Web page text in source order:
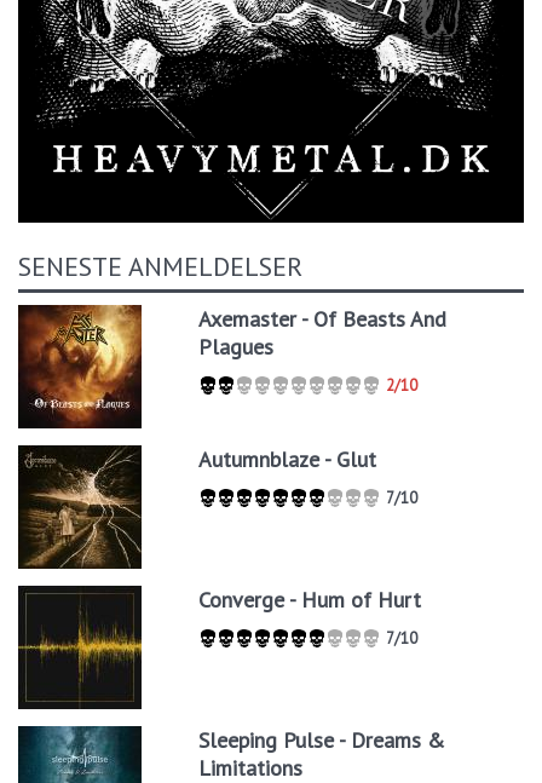
SENESTE ANMELDELSER
Axemaster - Of Beasts And
Plagues
2/10
Autumnblaze - Glut
7/10
Converge - Hum of Hurt
7/10
Sleeping Pulse - Dreams &
Limitations